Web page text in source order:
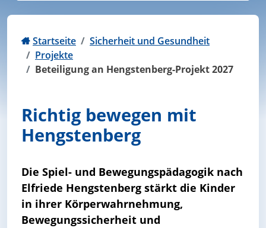
Startseite
Sicherheit und Gesundheit
Projekte
Beteiligung an Hengstenberg-Projekt 2027
Richtig bewegen mit
Hengstenberg
Die Spiel- und Bewegungspädagogik nach
Elfriede Hengstenberg stärkt die Kinder
in ihrer Körperwahrnehmung,
Bewegungssicherheit und